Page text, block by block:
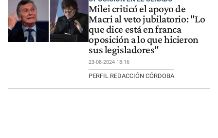
Milei criticó el apoyo de
Macri al veto jubilatorio: "Lo
que dice está en franca
oposición a lo que hicieron
sus legisladores"
23-08-2024 18:16
PERFIL REDACCIÓN CÓRDOBA